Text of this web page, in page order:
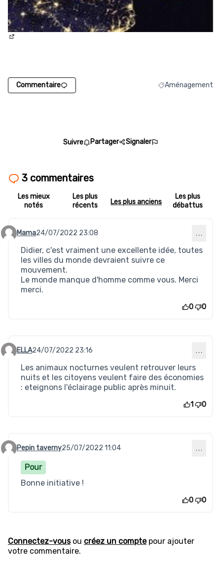
Commentaire Filtrer les résultats
Aménagement
Suivre Partager Signaler
3 commentaires
Les mieux
notés
Les plus
récents
Les plus anciens
Les plus
débattus
Commentaire 71
Mama24/07/2022 23:08 …
Didier, c'est vraiment une excellente idée, toutes
les villes du monde devraient suivre ce
mouvement.
Le monde manque d'homme comme vous. Merci
merci.
0 0
Commentaire 72
ELLA24/07/2022 23:16 …
Les animaux nocturnes veulent retrouver leurs
nuits et les citoyens veulent faire des économies
: eteignons l'éclairage public après minuit.
1 0
Commentaire 74
Pepin taverny25/07/2022 11:04 …
Pour
Bonne initiative !
0 0
Connectez-vousou créez un comptepour ajouter
votre commentaire.